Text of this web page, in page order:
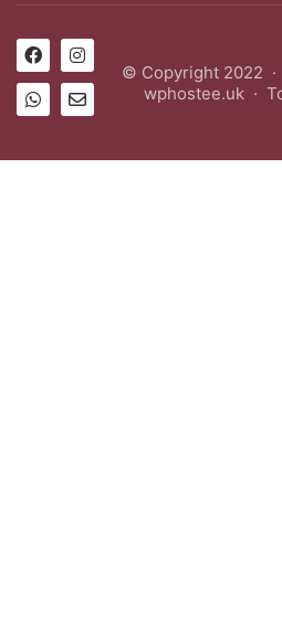
© Copyright 2022 ·
wphostee.uk ·